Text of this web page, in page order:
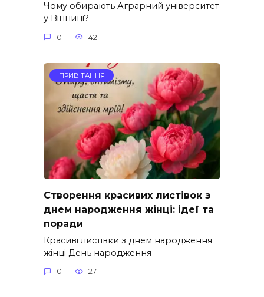
Чому обирають Аграрний університет
у Вінниці?
0 42
ПРИВІТАННЯ
Створення красивих листівок з
днем народження жінці: ідеї та
поради
Красиві листівки з днем народження
жінці День народження
0 271